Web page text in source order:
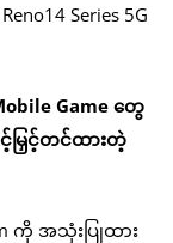
Series 5G
Game တွေ
ြှင့်တင်ထားတဲ့
ကို အသုံးပြုထား